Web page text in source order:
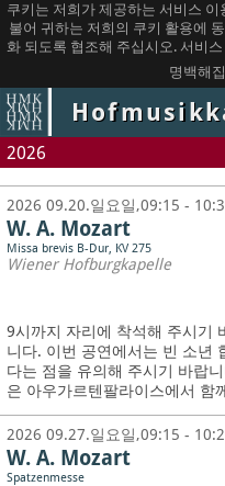
쿠키는 저희가 제공하는 서비스
불어 귀하는 저희의 쿠키 활용에
화 되도록 협조해 주십시오. 서비
명백해
2026
2026 09.20.일요일,09:15 -
W. A. Mozart
Missa brevis B-Dur, KV 275
Wiener Hofburgkapelle
9시까지 자리에 착석해 주시기
니다. 이번 공연에서는 빈 소년
다는 점을 유의해 주시기 바랍
은 아우가르텐팔라이스에서 함
2026 09.27.일요일,09:15 -
W. A. Mozart
Spatzenmesse